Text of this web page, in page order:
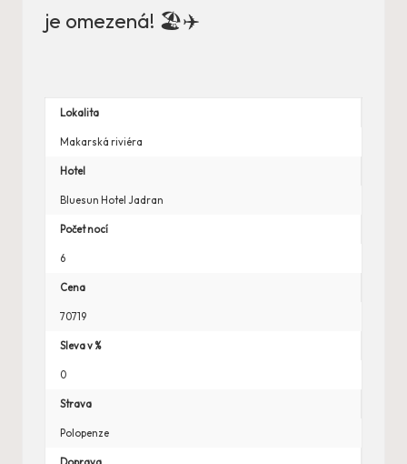
je omezená! 🏖️✈️
Lokalita
Makarská riviéra
Hotel
Bluesun Hotel Jadran
Počet nocí
6
Cena
70719
Sleva v %
0
Strava
Polopenze